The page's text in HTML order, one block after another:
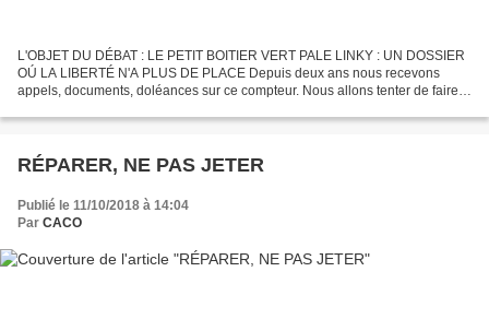
L'OBJET DU DÉBAT : LE PETIT BOITIER VERT PALE LINKY : UN DOSSIER
OÚ LA LIBERTÉ N'A PLUS DE PLACE Depuis deux ans nous recevons
appels, documents, doléances sur ce compteur. Nous allons tenter de faire
RÉPARER, NE PAS JETER
Publié le 11/10/2018 à 14:04
Par CACO